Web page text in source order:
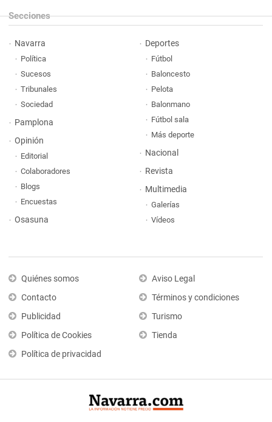
Secciones
Navarra
Política
Sucesos
Tribunales
Sociedad
Pamplona
Opinión
Editorial
Colaboradores
Blogs
Encuestas
Osasuna
Deportes
Fútbol
Baloncesto
Pelota
Balonmano
Fútbol sala
Más deporte
Nacional
Revista
Multimedia
Galerías
Vídeos
Quiénes somos
Contacto
Publicidad
Política de Cookies
Política de privacidad
Aviso Legal
Términos y condiciones
Turismo
Tienda